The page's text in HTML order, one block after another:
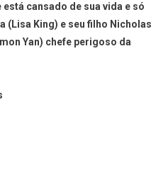
cansado de sua vida e só
(Lisa King) e seu filho Nicholas
Yan) chefe perigoso da